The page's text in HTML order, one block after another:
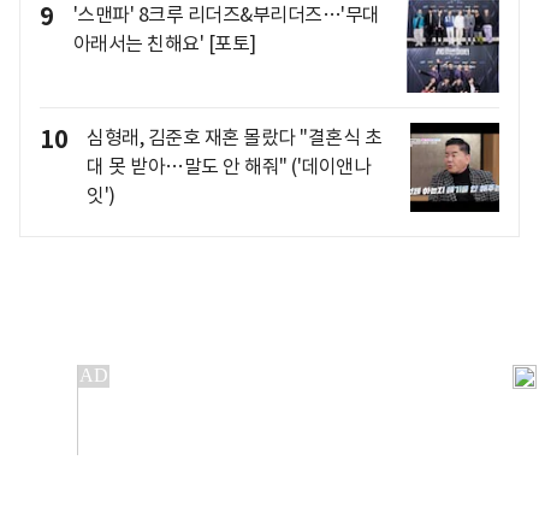
9
'스맨파' 8크루 리더즈&부리더즈…'무대
아래서는 친해요' [포토]
10
심형래, 김준호 재혼 몰랐다 "결혼식 초
대 못 받아…말도 안 해줘" ('데이앤나
잇')